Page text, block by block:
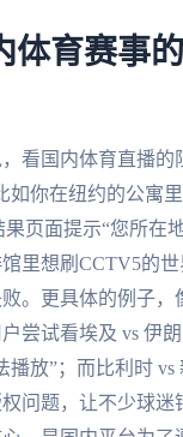
体育赛事
看国内体育直播的
如你在纽约的公寓
页面提示“您所在
里想刷CCTV5的
。更具体的例子，
尝试看埃及 vs 伊
播放”；而比利时 vs
问题，让不少球迷